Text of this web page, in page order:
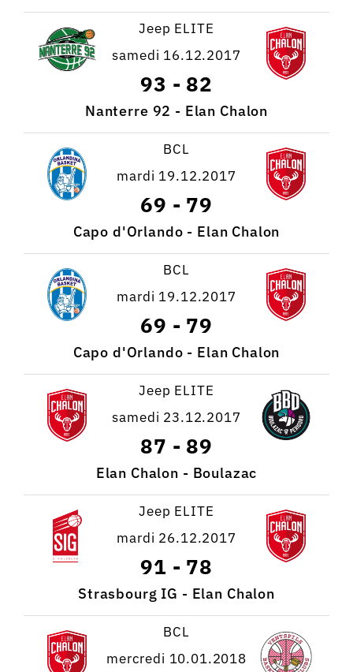
Jeep ELITE
samedi 16.12.2017
93 - 82
Nanterre 92 - Elan Chalon
BCL
mardi 19.12.2017
69 - 79
Capo d'Orlando - Elan Chalon
BCL
mardi 19.12.2017
69 - 79
Capo d'Orlando - Elan Chalon
Jeep ELITE
samedi 23.12.2017
87 - 89
Elan Chalon - Boulazac
Jeep ELITE
mardi 26.12.2017
91 - 78
Strasbourg IG - Elan Chalon
BCL
mercredi 10.01.2018